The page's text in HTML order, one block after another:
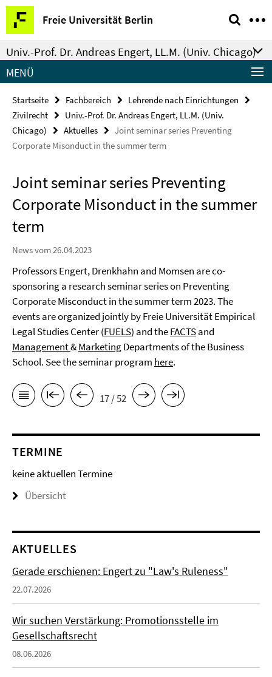
Springe
direkt
zu
Inhalt
Freie Universität Berlin
Service-
Navigation
Univ.-Prof. Dr. Andreas Engert, LL.M. (Univ. Chicago)
MENÜ
Startseite Fachbereich
Lehrende nach Einrichtungen
Zivilrecht
Univ.-Prof. Dr. Andreas Engert, LL.M. (Univ.
Chicago)
Aktuelles
Joint seminar series Preventing
Corporate Misonduct in the summer term
Joint seminar series Preventing
Corporate Misonduct in the summer
term
News vom 26.04.2023
Professors Engert, Drenkhahn and Momsen are co-
sponsoring a research seminar series on Preventing
Corporate Misconduct in the summer term 2023. The
events are organized jointly by Freie Universität Empirical
Legal Studies Center (FUELS) and theFACTSand
Management&MarketingDepartments of the Business
School. See the seminar program here.
17 / 52
TERMINE
keine aktuellen Termine
Übersicht
AKTUELLES
Gerade erschienen: Engert zu "Law's Ruleness"
22.07.2026
Wir suchen Verstärkung: Promotionsstelle im
Gesellschaftsrecht
08.06.2026